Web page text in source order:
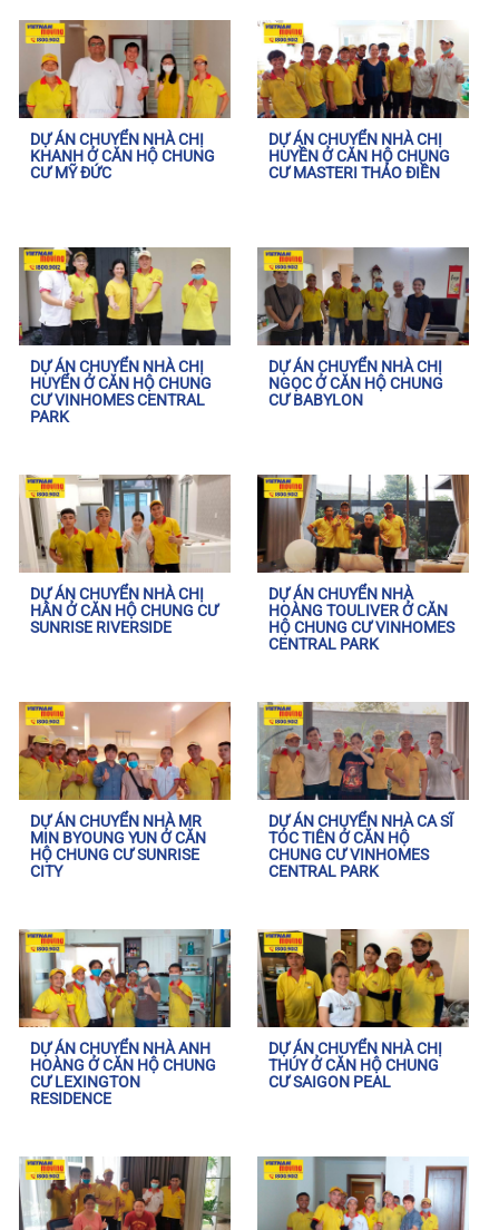
DỰ ÁN CHUYỂN NHÀ CHỊ
KHANH Ở CĂN HỘ CHUNG
CƯ MỸ ĐỨC
DỰ ÁN CHUYỂN NHÀ CHỊ
HUYỀN Ở CĂN HỘ CHUNG
CƯ MASTERI THẢO ĐIỀN
DỰ ÁN CHUYỂN NHÀ CHỊ
HUYỂN Ở CĂN HỘ CHUNG
CƯ VINHOMES CENTRAL
PARK
DỰ ÁN CHUYỂN NHÀ CHỊ
NGỌC Ở CĂN HỘ CHUNG
CƯ BABYLON
DỰ ÁN CHUYỂN NHÀ CHỊ
HÂN Ở CĂN HỘ CHUNG CƯ
SUNRISE RIVERSIDE
DỰ ÁN CHUYỂN NHÀ
HOÀNG TOULIVER Ở CĂN
HỘ CHUNG CƯ VINHOMES
CENTRAL PARK
DỰ ÁN CHUYỂN NHÀ MR
MIN BYOUNG YUN Ở CĂN
HỘ CHUNG CƯ SUNRISE
CITY
DỰ ÁN CHUYỂN NHÀ CA SĨ
TÓC TIÊN Ở CĂN HỘ
CHUNG CƯ VINHOMES
CENTRAL PARK
DỰ ÁN CHUYỂN NHÀ ANH
HOÀNG Ở CĂN HỘ CHUNG
CƯ LEXINGTON
RESIDENCE
DỰ ÁN CHUYỂN NHÀ CHỊ
THÚY Ở CĂN HỘ CHUNG
CƯ SAIGON PEAL